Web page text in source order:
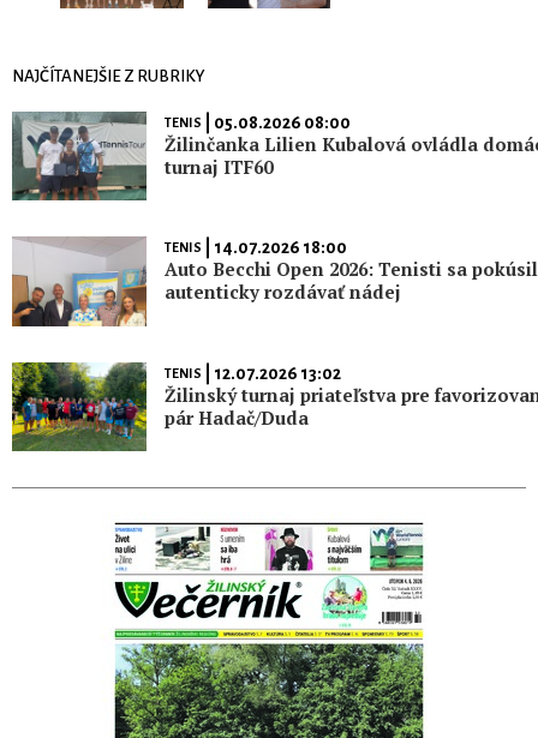
NAJČÍTANEJŠIE Z RUBRIKY
TENIS | 05.08.2026 08:00
Žilinčanka Lilien Kubalová ovládla
turnaj ITF60
TENIS | 14.07.2026 18:00
Auto Becchi Open 2026: Tenisti sa
autenticky rozdávať nádej
TENIS | 12.07.2026 13:02
Žilinský turnaj priateľstva pre
pár Hadač/Duda